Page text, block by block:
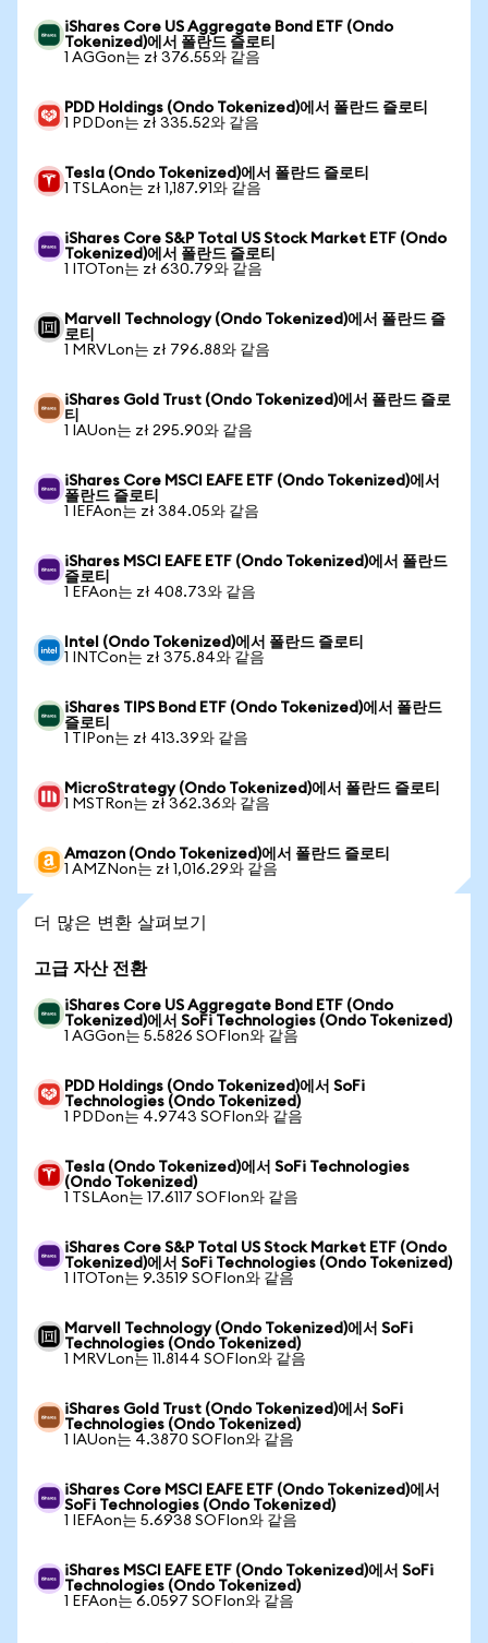
iShares Core US Aggregate Bond ETF (Ondo
Tokenized)에서 폴란드 즐로티
1 AGGon는 zł 376.55와 같음
PDD Holdings (Ondo Tokenized)에서 폴란드 즐로티
1 PDDon는 zł 335.52와 같음
Tesla (Ondo Tokenized)에서 폴란드 즐로티
1 TSLAon는 zł 1,187.91와 같음
iShares Core S&P Total US Stock Market ETF (Ondo
Tokenized)에서 폴란드 즐로티
1 ITOTon는 zł 630.79와 같음
Marvell Technology (Ondo Tokenized)에서 폴란드 즐
로티
1 MRVLon는 zł 796.88와 같음
iShares Gold Trust (Ondo Tokenized)에서 폴란드 즐로
티
1 IAUon는 zł 295.90와 같음
iShares Core MSCI EAFE ETF (Ondo Tokenized)에서
폴란드 즐로티
1 IEFAon는 zł 384.05와 같음
iShares MSCI EAFE ETF (Ondo Tokenized)에서 폴란드
즐로티
1 EFAon는 zł 408.73와 같음
Intel (Ondo Tokenized)에서 폴란드 즐로티
1 INTCon는 zł 375.84와 같음
iShares TIPS Bond ETF (Ondo Tokenized)에서 폴란드
즐로티
1 TIPon는 zł 413.39와 같음
MicroStrategy (Ondo Tokenized)에서 폴란드 즐로티
1 MSTRon는 zł 362.36와 같음
Amazon (Ondo Tokenized)에서 폴란드 즐로티
1 AMZNon는 zł 1,016.29와 같음
더 많은 변환 살펴보기
고급 자산 전환
iShares Core US Aggregate Bond ETF (Ondo
Tokenized)에서 SoFi Technologies (Ondo Tokenized)
1 AGGon는 5.5826 SOFIon와 같음
PDD Holdings (Ondo Tokenized)에서 SoFi
Technologies (Ondo Tokenized)
1 PDDon는 4.9743 SOFIon와 같음
Tesla (Ondo Tokenized)에서 SoFi Technologies
(Ondo Tokenized)
1 TSLAon는 17.6117 SOFIon와 같음
iShares Core S&P Total US Stock Market ETF (Ondo
Tokenized)에서 SoFi Technologies (Ondo Tokenized)
1 ITOTon는 9.3519 SOFIon와 같음
Marvell Technology (Ondo Tokenized)에서 SoFi
Technologies (Ondo Tokenized)
1 MRVLon는 11.8144 SOFIon와 같음
iShares Gold Trust (Ondo Tokenized)에서 SoFi
Technologies (Ondo Tokenized)
1 IAUon는 4.3870 SOFIon와 같음
iShares Core MSCI EAFE ETF (Ondo Tokenized)에서
SoFi Technologies (Ondo Tokenized)
1 IEFAon는 5.6938 SOFIon와 같음
iShares MSCI EAFE ETF (Ondo Tokenized)에서 SoFi
Technologies (Ondo Tokenized)
1 EFAon는 6.0597 SOFIon와 같음